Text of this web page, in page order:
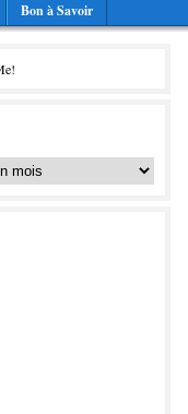
Bon à Savoir